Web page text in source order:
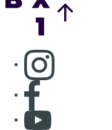
Consulter
Consulter page
Consulter